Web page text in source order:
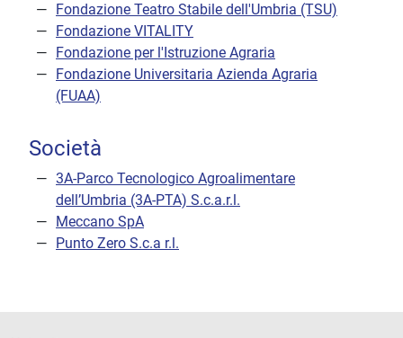
Fondazione Teatro Stabile dell'Umbria (TSU)
Fondazione VITALITY
Fondazione per l'Istruzione Agraria
Fondazione Universitaria Azienda Agraria
(FUAA)
Società
3A-Parco Tecnologico Agroalimentare
dell’Umbria (3A-PTA) S.c.a.r.l.
Meccano SpA
Punto Zero S.c.a r.l.